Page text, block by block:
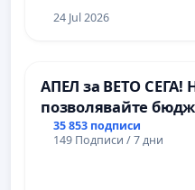
24 Jul 2026
АПЕЛ за ВЕТО СЕГА!
позволявайте
Радев да открадне
правата ни в
35 853 подписи
149 Подписи / 7 дни